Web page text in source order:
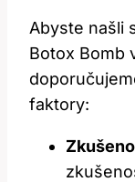
Abyste našli
Botox Bomb
faktory: